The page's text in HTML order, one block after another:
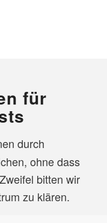
für
durch
ohne dass
bitten wir
zu klären.